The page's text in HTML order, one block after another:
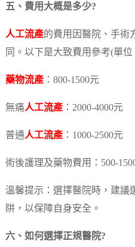
五、費用大概是多少?
人工流產的費用因醫院、手術
同。以下是大致費用參考(單位
藥物流產：800-1500元
無痛人工流產：2000-4000元
普通人工流產：1000-2500元
術後護理及藥物費用：500-
溫馨提示：選擇醫院時，建議
阱，以保障自身安全。
六、如何選擇正規醫院?